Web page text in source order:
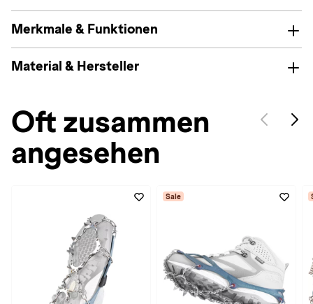
Merkmale & Funktionen
Material & Hersteller
Oft zusammen
angesehen
Sale